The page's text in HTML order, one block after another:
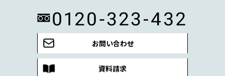
お問い合わせ
資料請求